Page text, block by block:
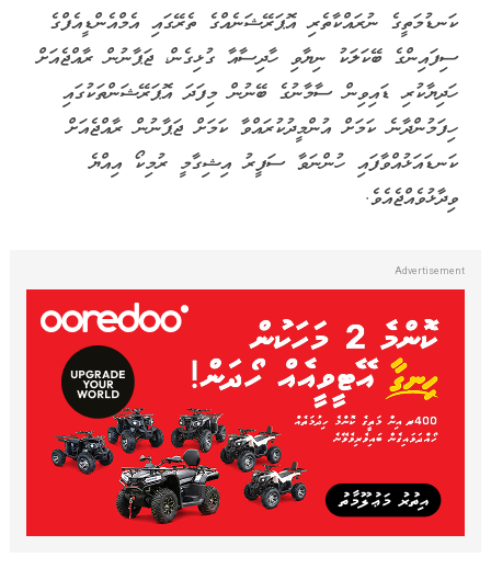
ކަނޑުމަތީގެ ނުރައްކާތެރި އޮޕަރޭޝަނެއްގެ ތެރޭގައި އެމްއެންޑީއެފްގެ
ސިފައިންގެ ބޭކަލަކު ނިޔާވި ހާދިސާއާ ގުޅިގެން، ޖަޕާނުން ރާއްޖެއަށް
ހަދިޔާކުރި ޑައިވިން ސާމާނުގެ ބޭނުން މިފަދަ އޮޕަރޭޝަންތަކުގައި
ހިފަމުންދާނެ ކަމަށް އުންމީދުކުރައްވާ ކަމަށް ޖަޕާނުން ރާއްޖެއަށް
ކަނޑައަޅުއްވާފައި ހުންނަވާ ސަފީރު އިޝިގާމީ ރުމިކޯ އިއްޔެ
ވިދާޅުވެއްޖެއެވެ.